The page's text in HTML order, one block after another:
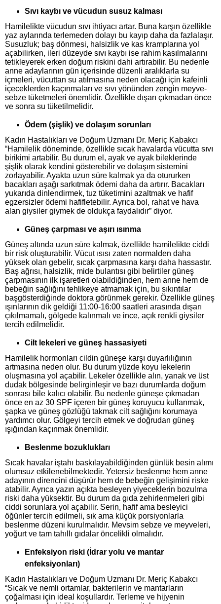
Sıvı kaybı ve vücudun susuz kalması
Hamilelikte vücudun sıvı ihtiyacı artar. Buna karşın özellikle
yaz aylarında terlemeden dolayı bu kayıp daha da fazlalaşır.
Susuzluk; baş dönmesi, halsizlik ve kas kramplarına yol
açabilirken, ileri düzeyde sıvı kaybı ise rahim kasılmalarını
tetikleyerek erken doğum riskini dahi artırabilir. Bu nedenle
anne adaylarının gün içerisinde düzenli aralıklarla su
içmeleri, vücuttan su atılmasına neden olacağı için kafeinli
içeceklerden kaçınmaları ve sıvı yönünden zengin meyve-
sebze tüketmeleri önemlidir. Özellikle dışarı çıkmadan önce
ve sonra su tüketilmelidir.
Ödem (şişlik) ve dolaşım sorunları
Kadın Hastalıkları ve Doğum Uzmanı Dr. Meriç Kabakcı
“Hamilelik döneminde, özellikle sıcak havalarda vücutta sıvı
birikimi artabilir. Bu durum el, ayak ve ayak bileklerinde
şişlik olarak kendini gösterebilir ve dolaşım sistemini
zorlayabilir. Ayakta uzun süre kalmak ya da otururken
bacakları aşağı sarkıtmak ödemi daha da artırır. Bacakları
yukarıda dinlendirmek, tuz tüketimini azaltmak ve hafif
egzersizler ödemi hafifletebilir. Ayrıca bol, rahat ve hava
alan giysiler giymek de oldukça faydalıdır” diyor.
Güneş çarpması ve aşırı ısınma
Güneş altında uzun süre kalmak, özellikle hamilelikte ciddi
bir risk oluşturabilir. Vücut ısısı zaten normalden daha
yüksek olan gebelir, sıcak çarpmasına karşı daha hassastır.
Baş ağrısı, halsizlik, mide bulantısı gibi belirtiler güneş
çarpmasının ilk işaretleri olabildiğinden, hem anne hem de
bebeğin sağlığını tehlikeye atmamak için, bu sıkıntılar
başgösterdiğinde doktora görünmek gerekir. Özellikle güneş
ışınlarının dik geldiği 11:00-16:00 saatleri arasında dışarı
çıkılmamalı, gölgede kalınmalı ve ince, açık renkli giysiler
tercih edilmelidir.
Cilt lekeleri ve güneş hassasiyeti
Hamilelik hormonları cildin güneşe karşı duyarlılığının
artmasına neden olur. Bu durum yüzde koyu lekelerin
oluşmasına yol açabilir. Lekeler özellikle alın, yanak ve üst
dudak bölgesinde belirginleşir ve bazı durumlarda doğum
sonrası bile kalıcı olabilir. Bu nedenle güneşe çıkmadan
önce en az 30 SPF içeren bir güneş koruyucu kullanmak,
şapka ve güneş gözlüğü takmak cilt sağlığını korumaya
yardımcı olur. Gölgeyi tercih etmek ve doğrudan güneş
ışığından kaçınmak önemlidir.
Beslenme bozuklukları
Sıcak havalar iştahı baskılayabildiğinden günlük besin alımı
olumsuz etkilenebilmektedir. Yetersiz beslenme hem anne
adayının direncini düşürür hem de bebeğin gelişimini riske
atabilir. Ayrıca yazın açıkta besleyen yiyeceklerin bozulma
riski daha yüksektir. Bu durum da gıda zehirlenmeleri gibi
ciddi sorunlara yol açabilir. Serin, hafif ama besleyici
öğünler tercih edilmeli, sık ama küçük porsiyonlarla
beslenme düzeni kurulmalıdır. Mevsim sebze ve meyveleri,
yoğurt ve tam tahıllı gıdalar öncelikli olmalıdır.
Enfeksiyon riski (İdrar yolu ve mantar
enfeksiyonları)
Kadın Hastalıkları ve Doğum Uzmanı Dr. Meriç Kabakcı
“Sıcak ve nemli ortamlar, bakterilerin ve mantarların
çoğalması için ideal koşullardır. Terleme ve hijyenin